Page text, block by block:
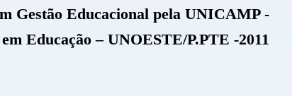
Gestão Educacional pela UNICAMP -
Educação – UNOESTE/P.PTE -2011